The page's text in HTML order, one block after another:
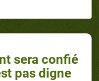
sera confié
pas digne